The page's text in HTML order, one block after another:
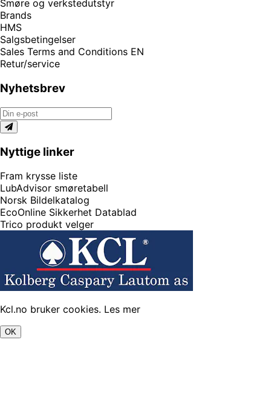
Smøre og verkstedutstyr
Brands
HMS
Salgsbetingelser
Sales Terms and Conditions EN
Retur/service
Nyhetsbrev
Nyttige linker
Fram krysse liste
LubAdvisor smøretabell
Norsk Bildelkatalog
EcoOnline Sikkerhet Datablad
Trico produkt velger
Kcl.no bruker cookies. Les mer
OK